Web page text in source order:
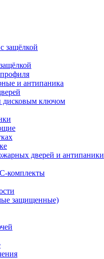
защёлкой
и антипаника
дисковым ключом
дверей и антипаники
комплекты
защищенные)